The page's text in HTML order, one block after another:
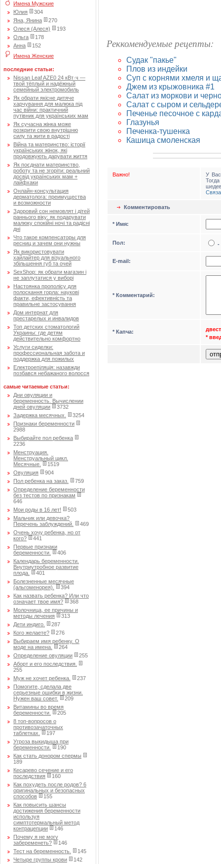
Имена Мужские
Юлия
304
Яна, Янина
270
Олеся (Алеся)
193
Ольга
178
Анна
152
Имена Женские
последние статьи:
Nissan Leaf AZE0 24 кВт·ч —
твой тёплый и надёжный
семейный электромобиль
Як обрати якісне дитяче
харчування для малюка під
час війни: практичний
путівник для українських мам
Як сучасна жінка може
розкрити свою внутрішню
силу та жити в радості
Війна та материнство: історії
українських жінок, які
продовжують дарувати життя
Як поєднати материнство,
роботу та не згоріти: реальний
досвід українських мам +
лайфхаки
Онлайн-консультация
дерматолога: преимущества
и возможности
Здоровий сон немовлят і дітей
раннього віку: як подарувати
малюку спокійні ночі та радісні
дні
Что такое компенсаторы для
ресниц и зачем они нужны
Як використовувати
хайлайтер для візуального
збільшення губ та очей
SexShop: як обрати магазин і
не заплутатися у виборі
Настоянка прополісу для
полоскання горла: наукові
факти, ефективність та
правильне застосування
Дом интернат для
престарелых и инвалидов
Топ детских стоматологий
Украины: где детям
действительно комфортно
Услуги сиделки:
профессиональная забота и
поддержка для пожилых
Електроепіляція: назавжди
позбався небажаного волосся
самые читаемые статьи:
Дни овуляции и
беременность. Вычислении
дней овуляции
3732
Задержка месячных.
3254
Признаки беременности
2988
Выбирайте пол ребенка
2236
Менструация.
Менструальный цикл.
Месячные.
1519
Овуляция
904
Пол ребенка на заказ.
759
Определение беременности
без тестов по признакам
646
Мои роды в 16 лет!
503
Мальчик или девочка?
Перечень заблуждений.
469
Очень хочу ребенка, но от
кого?
441
Первые признаки
беременности.
406
Календарь беременности.
Внутриутробное развитие
плода.
401
Болезненные месячные
(альгоменорея).
394
Как назвать ребенка? Или что
означает твое имя?
368
Молочница, ее причины и
методы лечения
313
Дети индиго.
287
Кого желаете?
276
Выбираем имя ребенку. О
моде на имена.
264
Определение овуляции
255
Аборт и его последствия.
255
Муж не хочет ребенка.
237
Помогите, сделала две
серьезные ошибки в жизни.
Нужен ваш совет.
209
Витамины во время
беременности.
205
8 топ-вопросов о
противозачаточных
таблетках.
197
Угроза выкидыша при
беременности.
190
Как стать донором спермы
189
Кесарево сечение и его
последствия
160
Как похудеть после родов? 6
оригинальных и безопасных
способов
155
Как повысить шансы
достижения беременности
используя
симптотермальный метод
контрацепции
146
Почему я не могу
забеременеть?
146
Тест на беременность.
145
Четыре группы крови
142
Реккомендуемые рецепты:
Судак "пакье"
Плов из индейки
Суп с корнями хмеля и
Джем из крыжовника #1
Салат из моркови и
Салат с сыром и
Печенье песочное с
Глазунья
Печенка-тушенка
Кашица смоленская
Важно!
У Вас
Комментировать
* Имя:
Пол: -
Е-mail:
* Комментарий:
* Капча:
*